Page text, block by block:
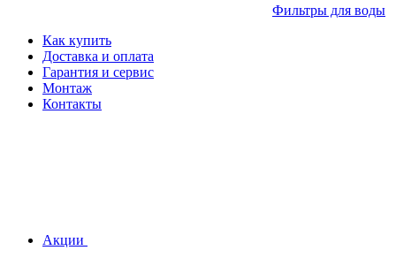
Фильтры для воды
Как купить
Доставка и оплата
Гарантия и сервис
Монтаж
Контакты
Акции